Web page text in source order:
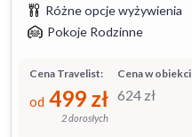
Różne opcje wyżywienia
Pokoje Rodzinne
Cena w
624 zł
Cena Travelist:
od 499 zł
2 dorosłych